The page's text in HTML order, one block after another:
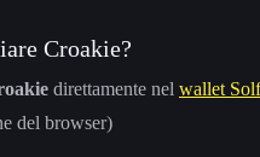
Croakie?
direttamente nel wallet
del browser)